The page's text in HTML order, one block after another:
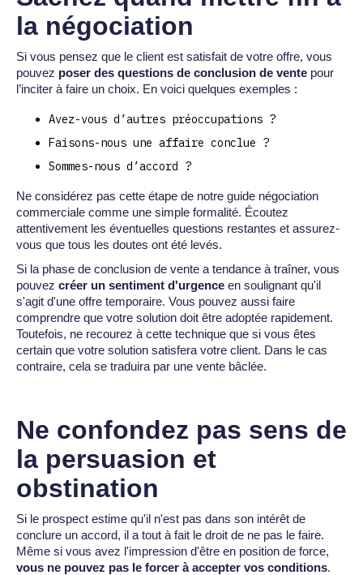
la négociation
Si vous pensez que le client est satisfait de votre offre, vous
pouvez poser des questions de conclusion de vente pour
l’inciter à faire un choix. En voici quelques exemples :
Avez-vous d’autres préoccupations ?
Faisons-nous une affaire conclue ?
Sommes-nous d’accord ?
Ne considérez pas cette étape de notre guide négociation
commerciale comme une simple formalité. Écoutez
attentivement les éventuelles questions restantes et assurez-
vous que tous les doutes ont été levés.
Si la phase de conclusion de vente a tendance à traîner, vous
pouvez créer un sentiment d'urgence en soulignant qu'il
s'agit d'une offre temporaire. Vous pouvez aussi faire
comprendre que votre solution doit être adoptée rapidement.
Toutefois, ne recourez à cette technique que si vous êtes
certain que votre solution satisfera votre client. Dans le cas
contraire, cela se traduira par une vente bâclée.
Ne confondez pas sens de
la persuasion et
obstination
Si le prospect estime qu'il n'est pas dans son intérêt de
conclure un accord, il a tout à fait le droit de ne pas le faire.
Même si vous avez l'impression d'être en position de force,
vous ne pouvez pas le forcer à accepter vos conditions.